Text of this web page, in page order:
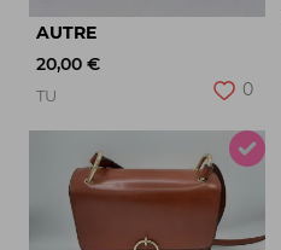
AUTRE
20,00 €
TU 0